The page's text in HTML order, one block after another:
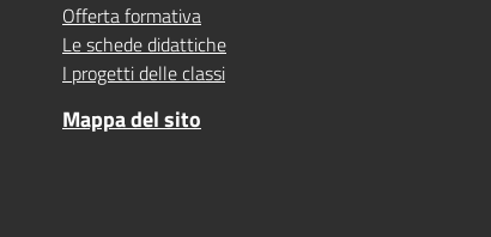
Offerta formativa
Le schede didattiche
I progetti delle classi
Mappa del sito